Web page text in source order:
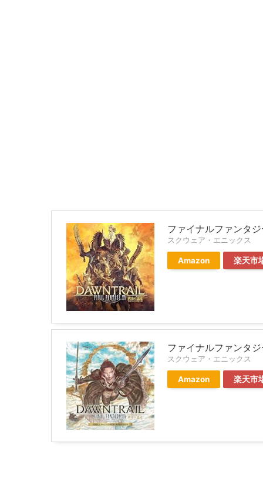
ファイナルファンタ
スクウェア・エニックス
Amazon 楽天市
ファイナルファンタ
スクウェア・エニックス
Amazon 楽天市